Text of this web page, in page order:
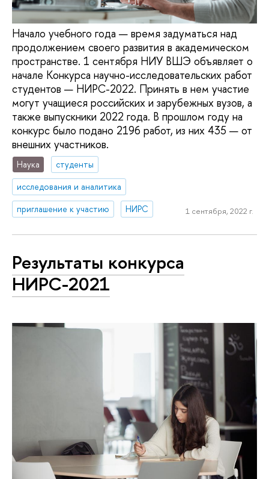
Начало учебного года — время задуматься над
продолжением своего развития в академическом
пространстве. 1 сентября НИУ ВШЭ объявляет о
начале Конкурса научно-исследовательских работ
студентов — НИРС-2022. Принять в нем участие
могут учащиеся российских и зарубежных вузов, а
также выпускники 2022 года. В прошлом году на
конкурс было подано 2196 работ, из них 435 — от
внешних участников.
Наука
студенты
исследования и аналитика
приглашение к участию
НИРС 1 сентября, 2022 г.
Результаты конкурса
НИРС-2021